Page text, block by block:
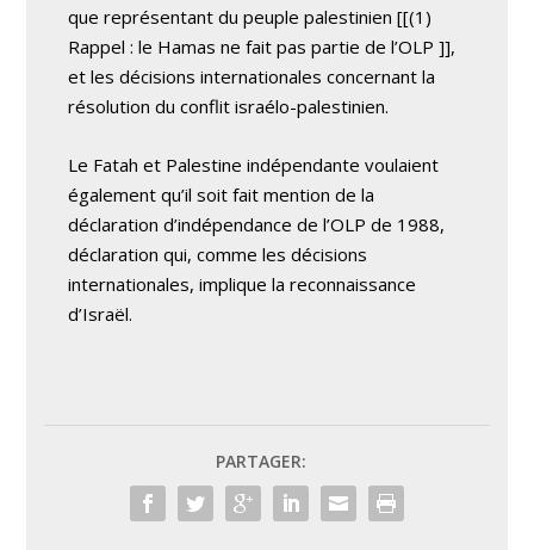
que représentant du peuple palestinien [[(1)
Rappel : le Hamas ne fait pas partie de l’OLP ]],
et les décisions internationales concernant la
résolution du conflit israélo-palestinien.
Le Fatah et Palestine indépendante voulaient
également qu’il soit fait mention de la
déclaration d’indépendance de l’OLP de 1988,
déclaration qui, comme les décisions
internationales, implique la reconnaissance
d’Israël.
PARTAGER: